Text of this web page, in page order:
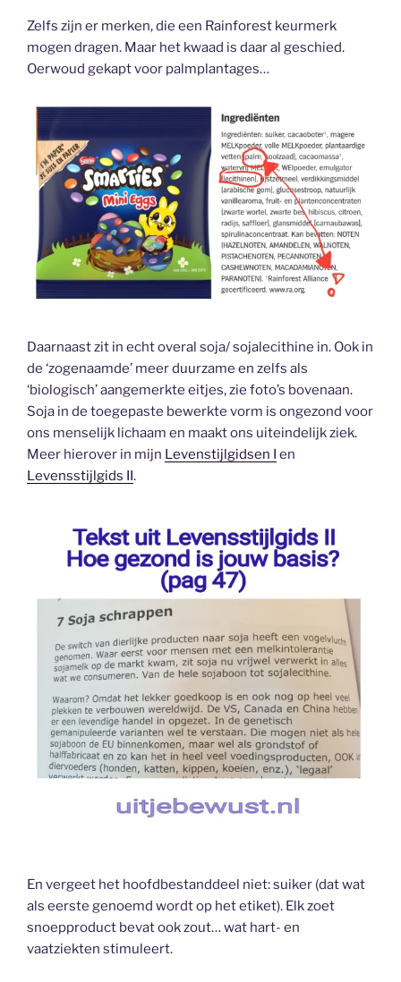
Zelfs zijn er merken, die een Rainforest keurmerk
mogen dragen. Maar het kwaad is daar al geschied.
Oerwoud gekapt voor palmplantages…
Daarnaast zit in echt overal soja/ sojalecithine in. Ook in
de ‘zogenaamde’ meer duurzame en zelfs als
‘biologisch’ aangemerkte eitjes, zie foto’s bovenaan.
Soja in de toegepaste bewerkte vorm is ongezond voor
ons menselijk lichaam en maakt ons uiteindelijk ziek.
Meer hierover in mijn Levenstijlgidsen I en
Levensstijlgids II.
En vergeet het hoofdbestanddeel niet: suiker (dat wat
als eerste genoemd wordt op het etiket). Elk zoet
snoepproduct bevat ook zout… wat hart- en
vaatziekten stimuleert.